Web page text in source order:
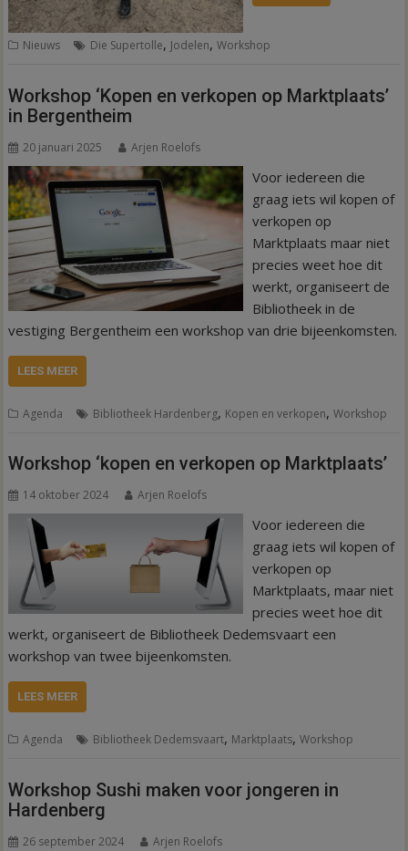
Nieuws Die Supertolle, Jodelen,Workshop
Workshop ‘Kopen en verkopen op Marktplaats’
in Bergentheim
20 januari 2025 Arjen Roelofs
Voor iedereen die
graag iets wil kopen of
verkopen op
Marktplaats maar niet
precies weet hoe dit
werkt, organiseert de
Bibliotheek in de
vestiging Bergentheim een workshop van drie bijeenkomsten.
LEES MEER
Agenda Bibliotheek Hardenberg, Kopen en verkopen,Workshop
Workshop ‘kopen en verkopen op Marktplaats’
14 oktober 2024 Arjen Roelofs
Voor iedereen die
graag iets wil kopen of
verkopen op
Marktplaats, maar niet
precies weet hoe dit
werkt, organiseert de Bibliotheek Dedemsvaart een
workshop van twee bijeenkomsten.
LEES MEER
Agenda Bibliotheek Dedemsvaart, Marktplaats,Workshop
Workshop Sushi maken voor jongeren in
Hardenberg
26 september 2024 Arjen Roelofs